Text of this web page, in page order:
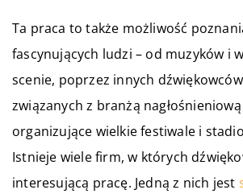
Ta praca to także możliwość
fascynujących ludzi – od muzyków i
scenie, poprzez innych
związanych z branżą
organizujące wielkie festiwale i
Istnieje wiele firm, w których
interesującą pracę. Jedną z nich jest